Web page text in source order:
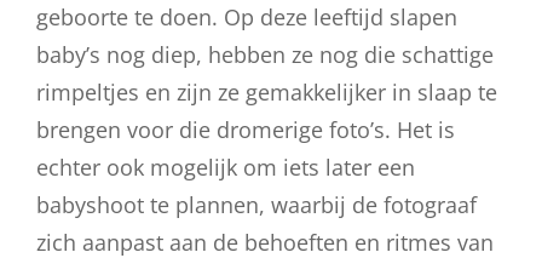
geboorte te doen. Op deze leeftijd slapen
baby’s nog diep, hebben ze nog die schattige
rimpeltjes en zijn ze gemakkelijker in slaap te
brengen voor die dromerige foto’s. Het is
echter ook mogelijk om iets later een
babyshoot te plannen, waarbij de fotograaf
zich aanpast aan de behoeften en ritmes van